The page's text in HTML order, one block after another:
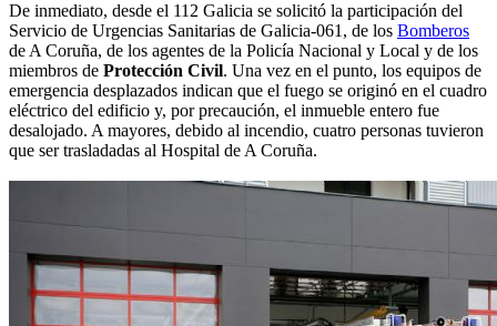
De inmediato, desde el 112 Galicia se solicitó la participación del
Servicio de Urgencias Sanitarias de Galicia-061, de los Bomberos
de A Coruña, de los agentes de la Policía Nacional y Local y de los
miembros de Protección Civil. Una vez en el punto, los equipos de
emergencia desplazados indican que el fuego se originó en el cuadro
eléctrico del edificio y, por precaución, el inmueble entero fue
desalojado. A mayores, debido al incendio, cuatro personas tuvieron
que ser trasladadas al Hospital de A Coruña.